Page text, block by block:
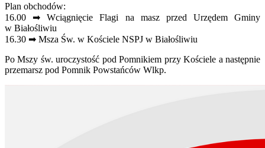
Plan obchodów:
16.00 ➡︎ Wciągnięcie Flagi na masz przed Urzędem Gminy
w Białośliwiu
16.30 ➡︎ Msza Św. w Kościele NSPJ w Białośliwiu
Po Mszy św. uroczystość pod Pomnikiem przy Kościele a następnie
przemarsz pod Pomnik Powstańców Wlkp.